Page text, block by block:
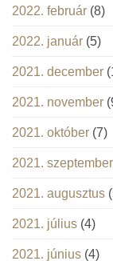
2022. február (8)
2022. január (5)
2021. december
2021. november
2021. október (7)
2021. szeptember
2021. augusztus
2021. július (4)
2021. június (4)